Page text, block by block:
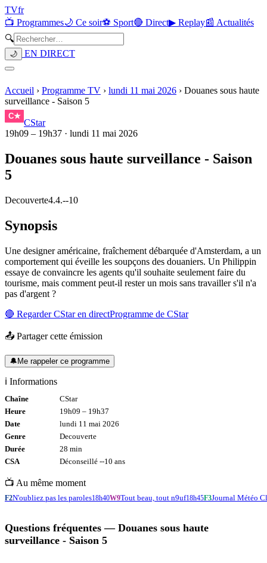
TVfr
📺 Programmes🌙 Ce soir⚽ Sport🔴 Direct▶ Replay📰 Actualités
🔍
🌙 EN DIRECT
Accueil › Programme TV › lundi 11 mai 2026 › Douanes sous haute
surveillance - Saison 5
CStar
19h09 – 19h37 · lundi 11 mai 2026
Douanes sous haute surveillance - Saison
5
Decouverte4.4.--10
Synopsis
Une designer américaine, fraîchement débarquée d'Amsterdam, a un
comportement qui éveille les soupçons des douaniers. Un Philippin
essaye de convaincre les agents qu'il souhaite seulement faire du
tourisme, mais comment peut-il rester un mois sans travailler s'il n'a
pas d'argent ?
🔴 RegarderCStaren directProgramme de CStar
📤 Partager cette émission
🔔Me rappeler ce programme
ℹ️ Informations
Chaîne
CStar
Heure
19h09 – 19h37
Date
lundi 11 mai 2026
Genre
Decouverte
Durée
28 min
CSA
Déconseillé --10 ans
📺 Au même moment
F2N'oubliez pas les paroles18h40W9Tout beau, tout n9uf18h45F3Journal Météo
Questions fréquentes — Douanes sous haute
surveillance - Saison 5